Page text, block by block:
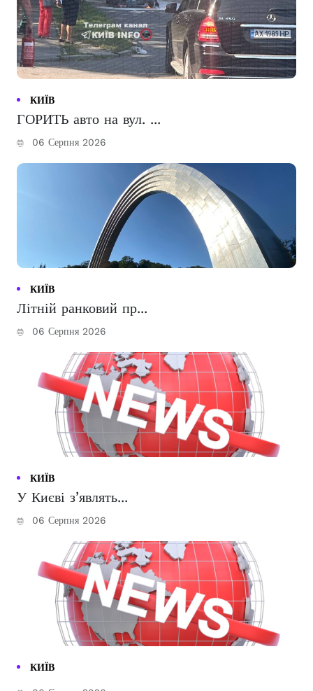
КИЇВ
ГОРИТЬ авто на вул. ...
06 Серпня 2026
КИЇВ
Літній ранковий пр...
06 Серпня 2026
КИЇВ
У Києві з’являть...
06 Серпня 2026
КИЇВ